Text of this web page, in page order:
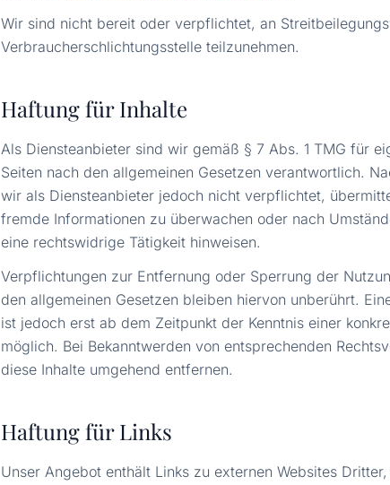
Wir sind nicht bereit oder verpflichtet, an
Verbraucherschlichtungsstelle teilzunehmen.
Haftung für Inhalte
Als Diensteanbieter sind wir gemäß § 7 Abs. 1 TMG für
Seiten nach den allgemeinen Gesetzen verantwortlich.
wir als Diensteanbieter jedoch nicht verpflichtet,
fremde Informationen zu überwachen oder nach
eine rechtswidrige Tätigkeit hinweisen.
Verpflichtungen zur Entfernung oder Sperrung der
den allgemeinen Gesetzen bleiben hiervon unberührt.
ist jedoch erst ab dem Zeitpunkt der Kenntnis einer
möglich. Bei Bekanntwerden von entsprechenden
diese Inhalte umgehend entfernen.
Haftung für Links
Unser Angebot enthält Links zu externen Websites